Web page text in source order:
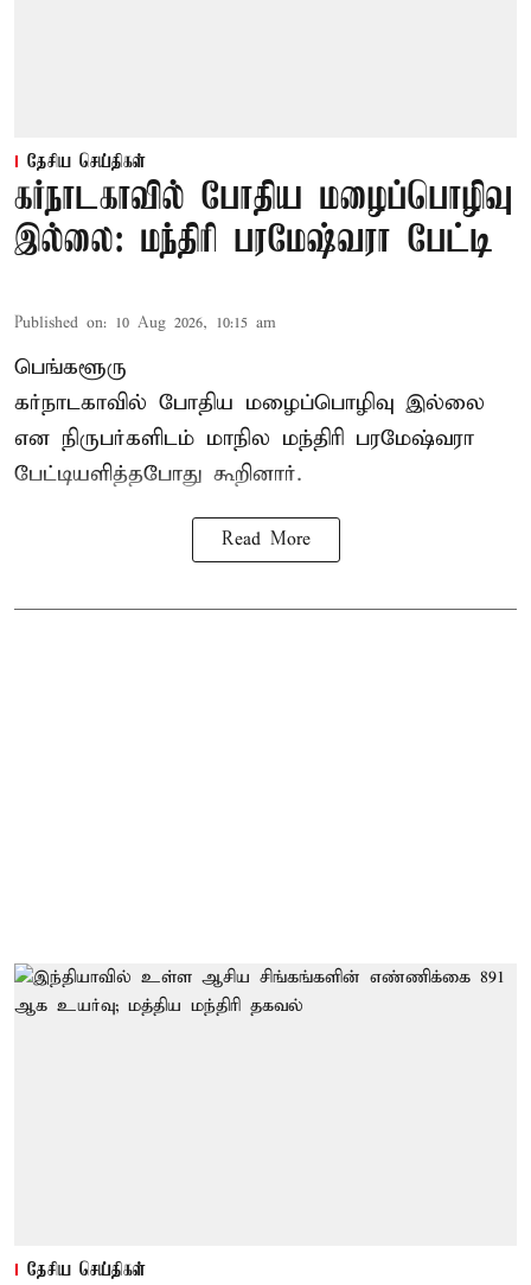
தேசிய செய்திகள்
கர்நாடகாவில் போதிய மழைப்பொழிவு
இல்லை: மந்திரி பரமேஷ்வரா பேட்டி
Published on: 10 Aug 2026, 10:15 am
பெங்களூரு
கர்நாடகாவில் போதிய மழைப்பொழிவு இல்லை
என நிருபர்களிடம் மாநில மந்திரி பரமேஷ்வரா
பேட்டியளித்தபோது கூறினார்.
Read More
தேசிய செய்திகள்